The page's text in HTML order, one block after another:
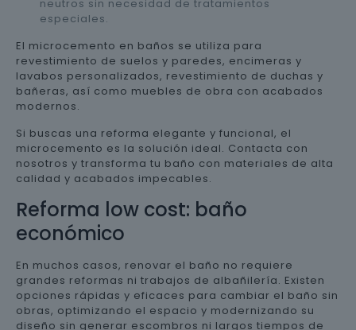
neutros sin necesidad de tratamientos
especiales.
El microcemento en baños se utiliza para
revestimiento de suelos y paredes, encimeras y
lavabos personalizados, revestimiento de duchas y
bañeras, así como muebles de obra con acabados
modernos.
Si buscas una reforma elegante y funcional, el
microcemento es la solución ideal. Contacta con
nosotros y transforma tu baño con materiales de alta
calidad y acabados impecables.
Reforma low cost: baño
económico
En muchos casos, renovar el baño no requiere
grandes reformas ni trabajos de albañilería. Existen
opciones rápidas y eficaces para cambiar el baño sin
obras, optimizando el espacio y modernizando su
diseño sin generar escombros ni largos tiempos de